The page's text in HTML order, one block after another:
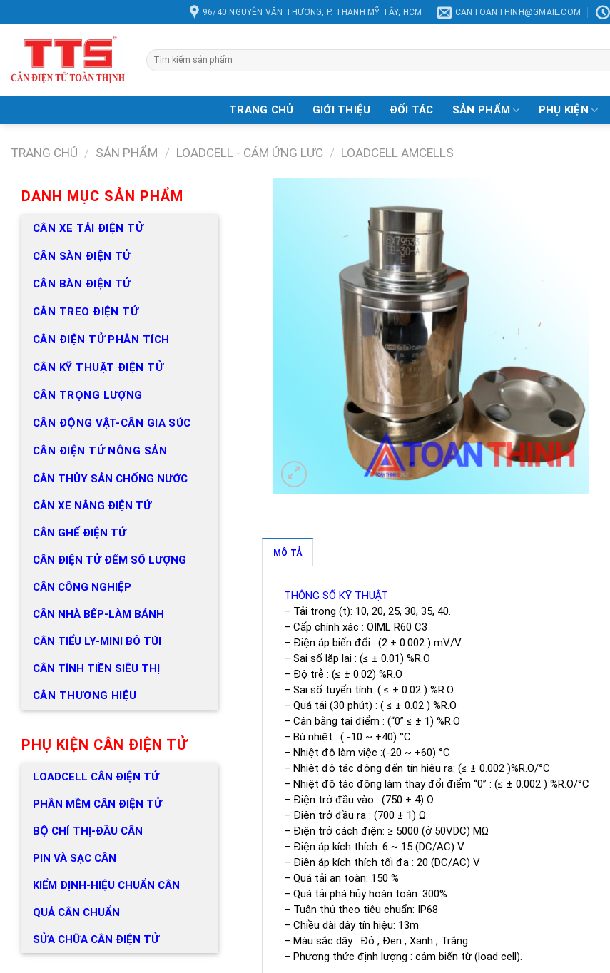
đến
96/40 NGUYỄN VĂN THƯƠNG, P. THẠNH MỸ TÂY, HCM CANTOANTHINH@GMAIL.COM
Tìm
kiếm:
TRANG CHỦ GIỚI THIỆU ĐỐI TÁC SẢN PHẨM PHỤ KIỆN
TRANG CHỦ / SẢN PHẨM / LOADCELL - CẢM ỨNG LỰC / LOADCELL AMCELLS
DANH MỤC SẢN PHẨM
CÂN XE TẢI ĐIỆN TỬ
CÂN SÀN ĐIỆN TỬ
CÂN BÀN ĐIỆN TỬ
CÂN TREO ĐIỆN TỬ
CÂN ĐIỆN TỬ PHÂN TÍCH
CÂN KỸ THUẬT ĐIỆN TỬ
CÂN TRỌNG LƯỢNG
CÂN ĐỘNG VẬT-CÂN GIA SÚC
CÂN ĐIỆN TỬ NÔNG SẢN
CÂN THỦY SẢN CHỐNG NƯỚC
CÂN XE NÂNG ĐIỆN TỬ
CÂN GHẾ ĐIỆN TỬ
CÂN ĐIỆN TỬ ĐẾM SỐ LƯỢNG
CÂN CÔNG NGHIỆP
CÂN NHÀ BẾP-LÀM BÁNH
CÂN TIỂU LY-MINI BỎ TÚI
CÂN TÍNH TIỀN SIÊU THỊ
CÂN THƯƠNG HIỆU
PHỤ KIỆN CÂN ĐIỆN TỬ
LOADCELL CÂN ĐIỆN TỬ
PHẦN MỀM CÂN ĐIỆN TỬ
BỘ CHỈ THỊ-ĐẦU CÂN
PIN VÀ SẠC CÂN
KIỂM ĐỊNH-HIỆU CHUẨN CÂN
QUẢ CÂN CHUẨN
SỬA CHỮA CÂN ĐIỆN TỬ
MÔ TẢ
THÔNG SỐ KỸ THUẬT
– Tải trọng (t): 10, 20, 25, 30, 35, 40.
– Cấp chính xác : OIML R60 C3
– Điện áp biến đổi : (2 ± 0.002 ) mV/V
– Sai số lặp lại : (≤ ± 0.01) %R.O
– Độ trễ : (≤ ± 0.02) %R.O
– Sai số tuyến tính: ( ≤ ± 0.02 ) %R.O
– Quá tải (30 phút) : ( ≤ ± 0.02 ) %R.O
– Cân bằng tại điểm : (“0” ≤ ± 1) %R.O
– Bù nhiệt : ( -10 ~ +40) °C
– Nhiệt độ làm việc :(-20 ~ +60) °C
– Nhiệt độ tác động đến tín hiệu ra: (≤ ± 0.002 )%R.O/°C
– Nhiệt độ tác động làm thay đổi điểm “0” : (≤ ± 0.002 ) %R.O/°C
– Điện trở đầu vào : (750 ± 4) Ω
– Điện trở đầu ra : (700 ± 1) Ω
– Điện trở cách điện: ≥ 5000 (ở 50VDC) MΩ
– Điện áp kích thích: 6 ~ 15 (DC/AC) V
– Điện áp kích thích tối đa : 20 (DC/AC) V
– Quá tải an toàn: 150 %
– Quá tải phá hủy hoàn toàn: 300%
– Tuân thủ theo tiêu chuẩn: IP68
– Chiều dài dây tín hiệu: 13m
– Màu sắc dây : Đỏ , Đen , Xanh , Trắng
– Phương thức định lượng : cảm biến từ (load cell).